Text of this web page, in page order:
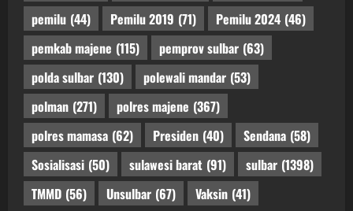
pemilu (44) Pemilu 2019 (71) Pemilu 2024 (46)
pemkab majene (115) pemprov sulbar (63)
polda sulbar (130) polewali mandar (53)
polman (271) polres majene (367)
polres mamasa (62) Presiden (40) Sendana (58)
Sosialisasi (50) sulawesi barat (91) sulbar (1398)
TMMD (56) Unsulbar (67) Vaksin (41)